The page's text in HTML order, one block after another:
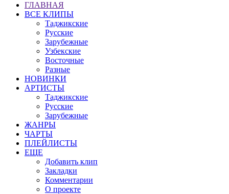
ГЛАВНАЯ
ВСЕ КЛИПЫ
Таджикские
Русские
Зарубежные
Узбекские
Восточные
Разные
НОВИНКИ
АРТИСТЫ
Таджикские
Русские
Зарубежные
ЖАНРЫ
ЧАРТЫ
ПЛЕЙЛИСТЫ
ЕЩЕ
Добавить клип
Закладки
Комментарии
О проекте